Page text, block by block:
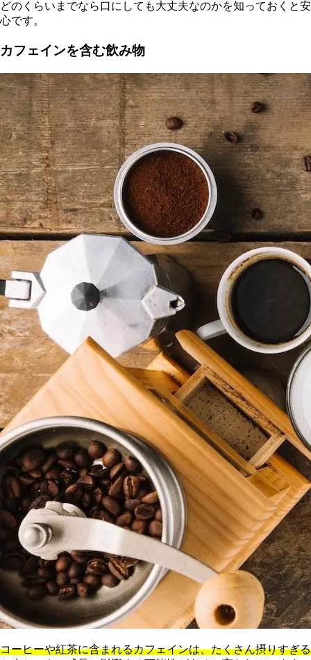
どのくらいまでなら口にしても大丈夫なのかを知っておくと安
心です。
カフェインを含む飲み物
コーヒーや紅茶に含まれるカフェインは、たくさん摂りすぎる